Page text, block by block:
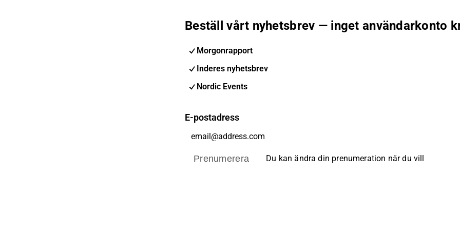
Beställ vårt nyhetsbrev — inget användarkonto
Morgonrapport
Inderes nyhetsbrev
Nordic Events
E-postadress
Prenumerera Du kan ändra din prenumeration när du vill